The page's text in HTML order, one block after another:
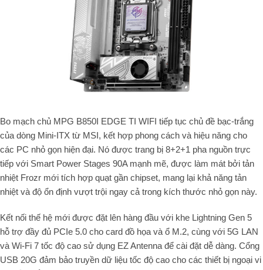
Bo mạch chủ MPG B850I EDGE TI WIFI tiếp tục chủ đề bạc-trắng
của dòng Mini-ITX từ MSI, kết hợp phong cách và hiệu năng cho
các PC nhỏ gọn hiện đại. Nó được trang bị 8+2+1 pha nguồn trực
tiếp với Smart Power Stages 90A mạnh mẽ, được làm mát bởi tản
nhiệt Frozr mới tích hợp quạt gần chipset, mang lại khả năng tản
nhiệt và độ ổn định vượt trội ngay cả trong kích thước nhỏ gọn này.
Kết nối thế hệ mới được đặt lên hàng đầu với khe Lightning Gen 5
hỗ trợ đầy đủ PCIe 5.0 cho card đồ họa và ổ M.2, cùng với 5G LAN
và Wi-Fi 7 tốc độ cao sử dụng EZ Antenna để cài đặt dễ dàng. Cổng
USB 20G đảm bảo truyền dữ liệu tốc độ cao cho các thiết bị ngoại vi